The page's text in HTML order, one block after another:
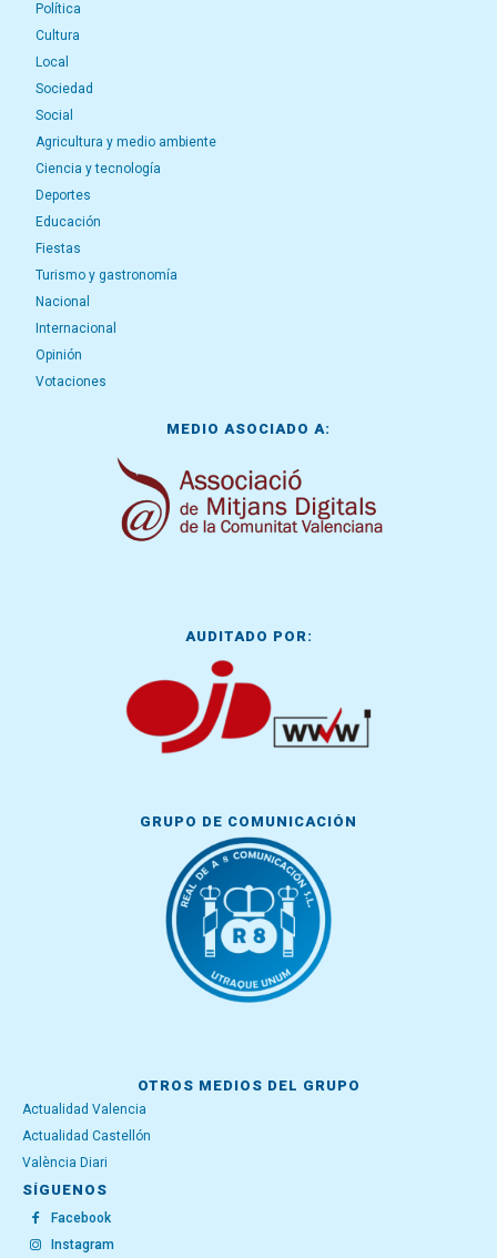
Política
Cultura
Local
Sociedad
Social
Agricultura y medio ambiente
Ciencia y tecnología
Deportes
Educación
Fiestas
Turismo y gastronomía
Nacional
Internacional
Opinión
Votaciones
MEDIO ASOCIADO A:
AUDITADO POR:
GRUPO DE COMUNICACIÓN
OTROS MEDIOS DEL GRUPO
Actualidad Valencia
Actualidad Castellón
València Diari
SÍGUENOS
Facebook
Instagram